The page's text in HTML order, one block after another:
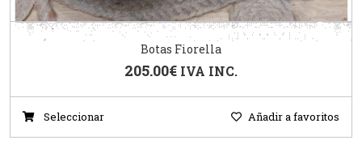
Botas Fiorella
205.00€ IVA INC.
Seleccionar Añadir a favoritos